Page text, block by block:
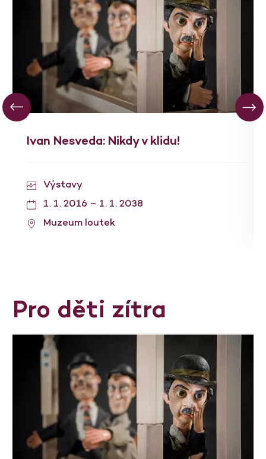
Ivan Nesveda: Nikdy v klidu!
Výstavy
1. 1. 2016 – 1. 1. 2038
Muzeum loutek
Pro děti zítra